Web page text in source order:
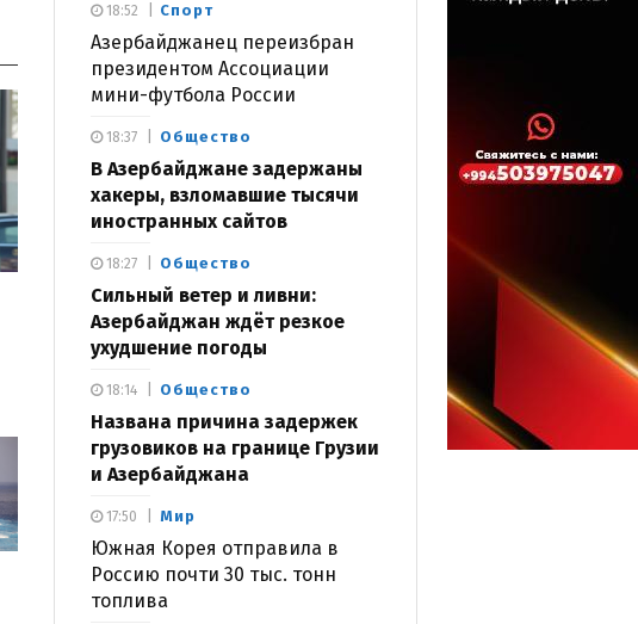
Спорт
Азербайджанец переизбран
президентом Ассоциации
мини-футбола России
18:52
Общество
В Азербайджане задержаны
хакеры, взломавшие тысячи
иностранных сайтов
18:37
Общество
Сильный ветер и ливни:
Азербайджан ждёт резкое
ухудшение погоды
18:27
Общество
Названа причина задержек
грузовиков на границе Грузии
и Азербайджана
18:14
Мир
Южная Корея отправила в
Россию почти 30 тыс. тонн
топлива
17:50